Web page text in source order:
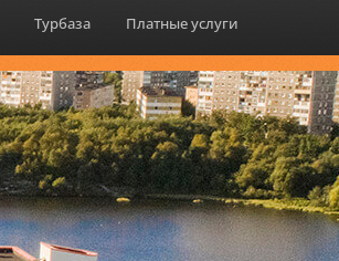
Турбаза Платные услуги